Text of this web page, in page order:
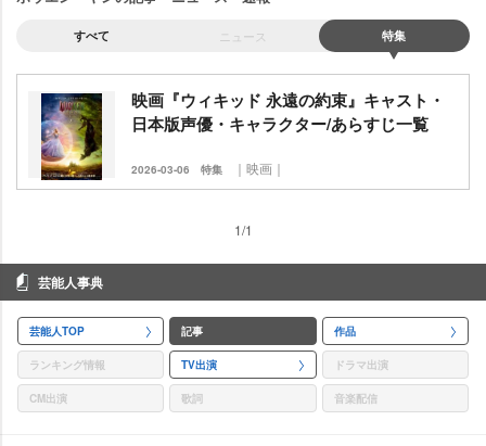
すべて ニュース 特集
映画『ウィキッド 永遠の約束』キャスト・
日本版声優・キャラクター/あらすじ一覧
2026-03-06 特集 ｜映画｜
1/1
芸能人事典
芸能人TOP 記事 作品
ランキング情報 TV出演 ドラマ出演
CM出演 歌詞 音楽配信